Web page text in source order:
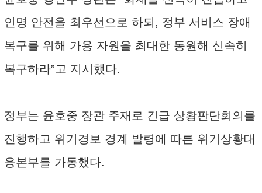
인명 안전을 최우선으로 하되, 정부 서비스 장애
복구를 위해 가용 자원을 최대한 동원해 신속히
복구하라”고 지시했다.
정부는 윤호중 장관 주재로 긴급 상황판단회의를
진행하고 위기경보 경계 발령에 따른 위기상황대
응본부를 가동했다.